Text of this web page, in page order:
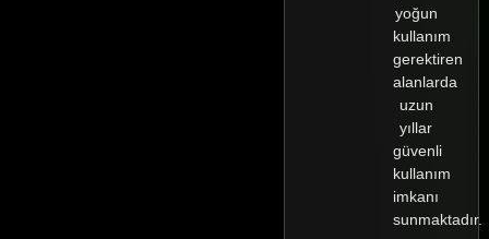
yoğun
kullanım
gerektiren
alanlarda
uzun
yıllar
güvenli
kullanım
imkanı
sunmaktadır.